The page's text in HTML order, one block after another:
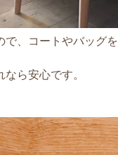
で、コートやバッグを
ら安心です。